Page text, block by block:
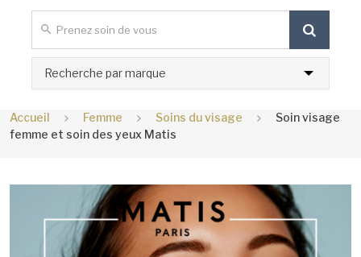
Recherche par marque
Accueil Femme Soins du visage
Soin visage
femme et soin des yeux Matis